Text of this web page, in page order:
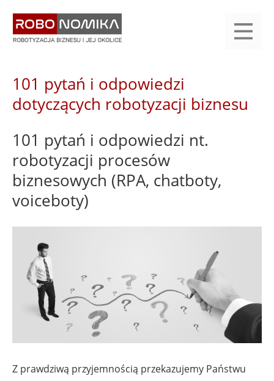
treści
yasne
main
menu
101 pytań i odpowiedzi
dotyczących robotyzacji biznesu
101 pytań i odpowiedzi nt.
robotyzacji procesów
biznesowych (RPA, chatboty,
voiceboty)
Z prawdziwą przyjemnością przekazujemy Państwu